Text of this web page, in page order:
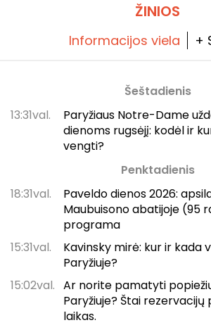
ŽINIOS
Informacijos viela +
Šeštadienis
13:31val.
Paryžiaus Notre-Dame
dienoms rugsėjį: kodėl ir
vengti?
Penktadienis
18:31val.
Paveldo dienos 2026:
Maubuisono abatijoje (95
programa
15:31val.
Kavinsky mirė: kur ir kada
Paryžiuje?
15:02val. Ar norite pamatyti
Paryžiuje? Štai
laikas.